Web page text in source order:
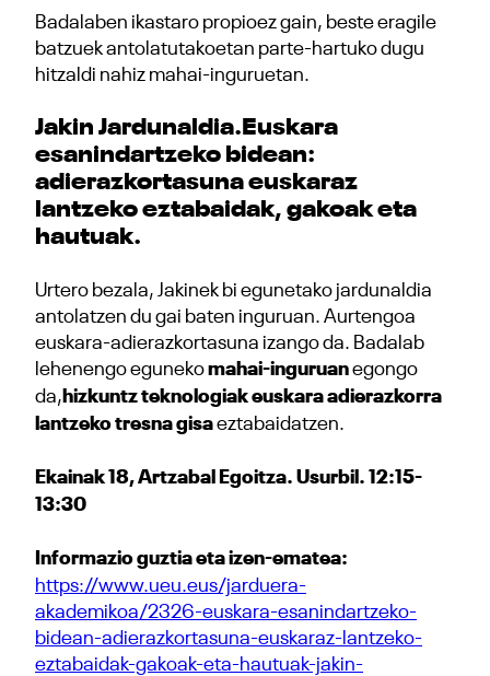
Badalaben ikastaro propioez gain, beste eragile
batzuek antolatutakoetan parte-hartuko dugu
hitzaldi nahiz mahai-inguruetan.
Jakin Jardunaldia. Euskara
esanindartzeko bidean:
adierazkortasuna euskaraz
lantzeko eztabaidak, gakoak eta
hautuak.
Urtero bezala, Jakinek bi egunetako jardunaldia
antolatzen du gai baten inguruan. Aurtengoa
euskara-adierazkortasuna izango da. Badalab
lehenengo egunekomahai-inguruanegongo
da, hizkuntz teknologiak euskara adierazkorra
lantzeko tresna gisaeztabaidatzen.
Ekainak 18, Artzabal Egoitza. Usurbil. 12:15-
13:30
Informazio guztia eta izen-ematea:
https://www.ueu.eus/jarduera-
akademikoa/2326-euskara-esanindartzeko-
bidean-adierazkortasuna-euskaraz-lantzeko-
eztabaidak-gakoak-eta-hautuak-jakin-